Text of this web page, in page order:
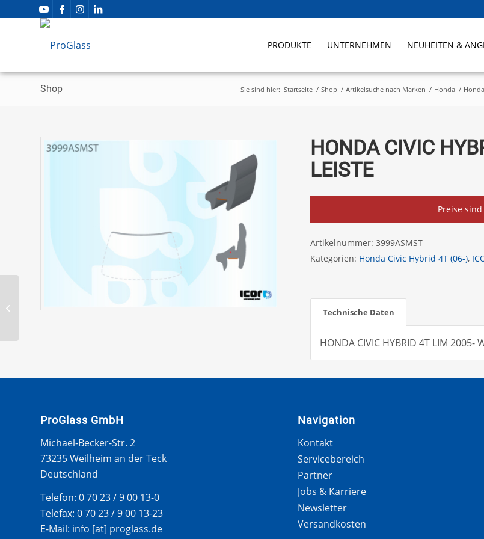
PRODUKTE UNTERNEHMEN NEUHEITEN &
Shop Sie sind hier: Startseite / Shop / Artikelsuche nach Marken / Honda /
HONDA CIVIC
LEISTE
Preise
Artikelnummer:3999ASMST
Kategorien: Honda Civic Hybrid 4T (06-),
Technische Daten
HONDA CIVIC HYBRID 4T LIM 2005-
ProGlass GmbH
Michael-Becker-Str. 2
73235 Weilheim an der Teck
Deutschland
Telefon: 0 70 23 / 9 00 13-0
Telefax: 0 70 23 / 9 00 13-23
E-Mail: info [at] proglass.de
Navigation
Kontakt
Servicebereich
Partner
Jobs & Karriere
Newsletter
Versandkosten
HONDA CIVIC HYBRID
4T LIM 2006- WS CLIP –